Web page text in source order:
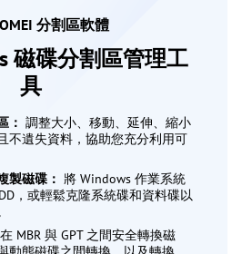
分割區軟體
磁碟分割區管理工
具
： 調整大小、移動、延伸、縮小
不遺失資料，協助您充分利用可
製磁碟： 將 Windows 作業系統
，或輕鬆克隆系統碟和資料碟以
在 MBR 與 GPT 之間安全轉換磁